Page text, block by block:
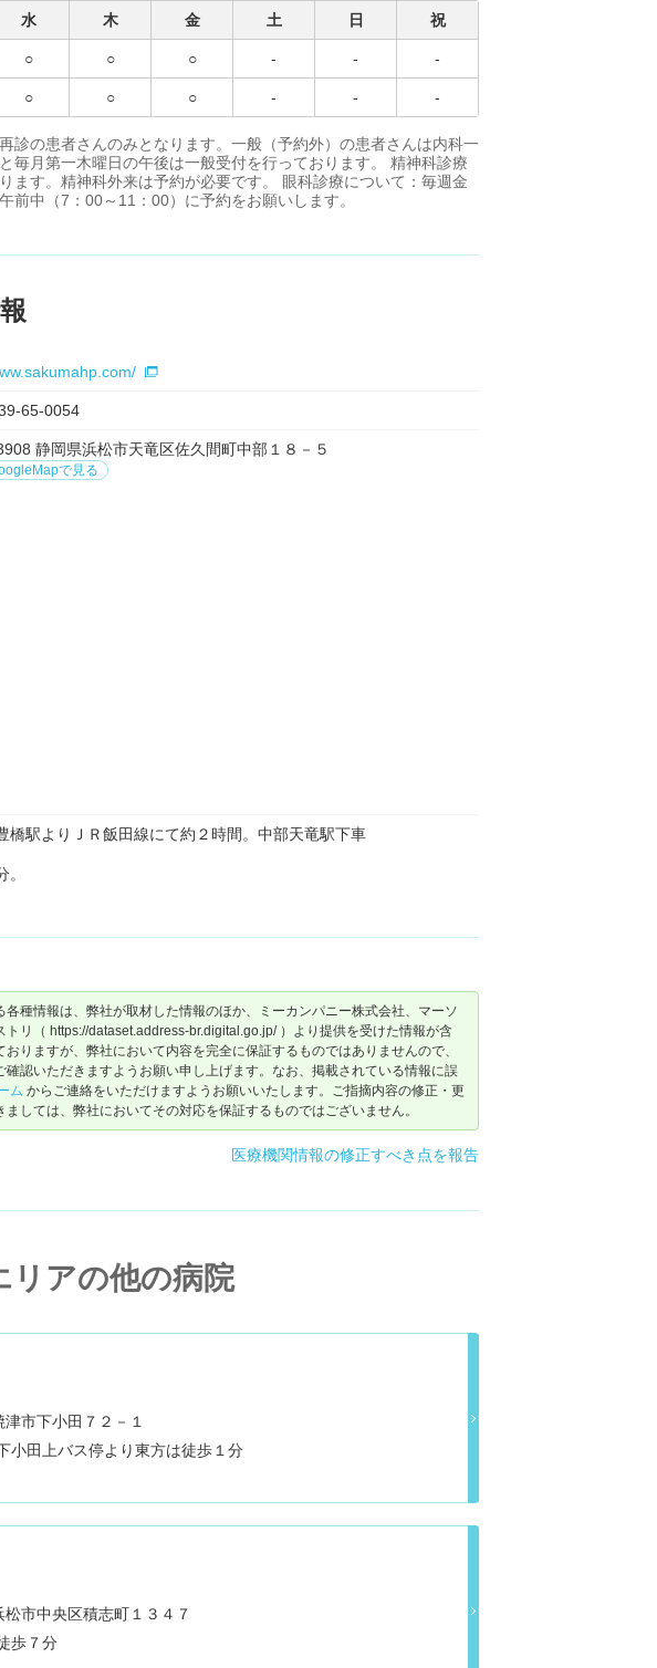
水 木 金 土 日 祝
○ ○ ○ - - -
○ ○ ○ - - -
診の患者さんのみとなります。一般（予約外）の患者さんは内科一
毎月第一木曜日の午後は一般受付を行っております。 精神科診療
ます。精神科外来は予約が必要です。 眼科診療について：毎週金
中（7：00～11：00）に予約をお願いします。
65-0054
静岡県浜松市天竜区佐久間町中部１８－５
で見る
橋駅よりＪＲ飯田線にて約２時間。中部天竜駅下車
。
種情報は、弊社が取材した情報のほか、ミーカンパニー株式会社、マーソ
リ（ https://dataset.address-br.digital.go.jp/ ）より提供を受けた情報が含
りますが、弊社において内容を完全に保証するものではありませんので、
認いただきますようお願い申し上げます。なお、掲載されている情報に誤
ム からご連絡をいただけますようお願いいたします。ご指摘内容の修正・更
しては、弊社においてその対応を保証するものではございません。
医療機関情報の修正すべき点を報告
リアの他の病院
市下小田７２－１
小田上バス停より東方は徒歩１分
市中央区積志町１３４７
歩７分